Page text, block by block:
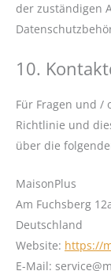
der zuständigen
10.
Für Fragen und /
Richtlinie und
über die
MaisonPlus
Am Fuchsberg
Deutschland
Website: https://
E-Mail: service@